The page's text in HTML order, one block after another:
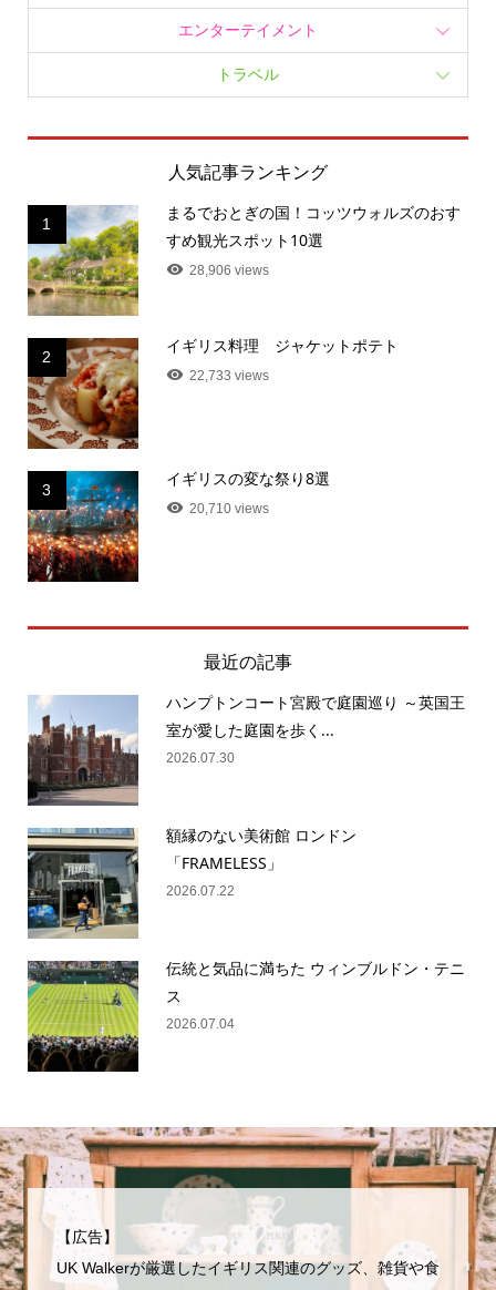
エンターテイメント
トラベル
人気記事ランキング
1
まるでおとぎの国！コッツウォルズのおす
すめ観光スポット10選
28,906 views
2
イギリス料理 ジャケットポテト
22,733 views
3
イギリスの変な祭り8選
20,710 views
最近の記事
ハンプトンコート宮殿で庭園巡り ～英国王
室が愛した庭園を歩く...
2026.07.30
額縁のない美術館 ロンドン
「FRAMELESS」
2026.07.22
伝統と気品に満ちた ウィンブルドン・テニ
ス
2026.07.04
【広告】
UK Walkerが厳選したイギリス関連のグッズ、雑貨や食